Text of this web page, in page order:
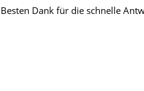
Besten Dank für die schnelle